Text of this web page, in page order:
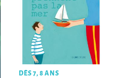
DÈS 7, 8 ANS